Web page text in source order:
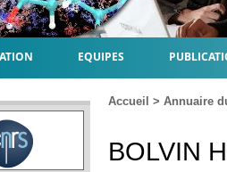
EQUIPES
Accueil > Annuaire
BOLVIN